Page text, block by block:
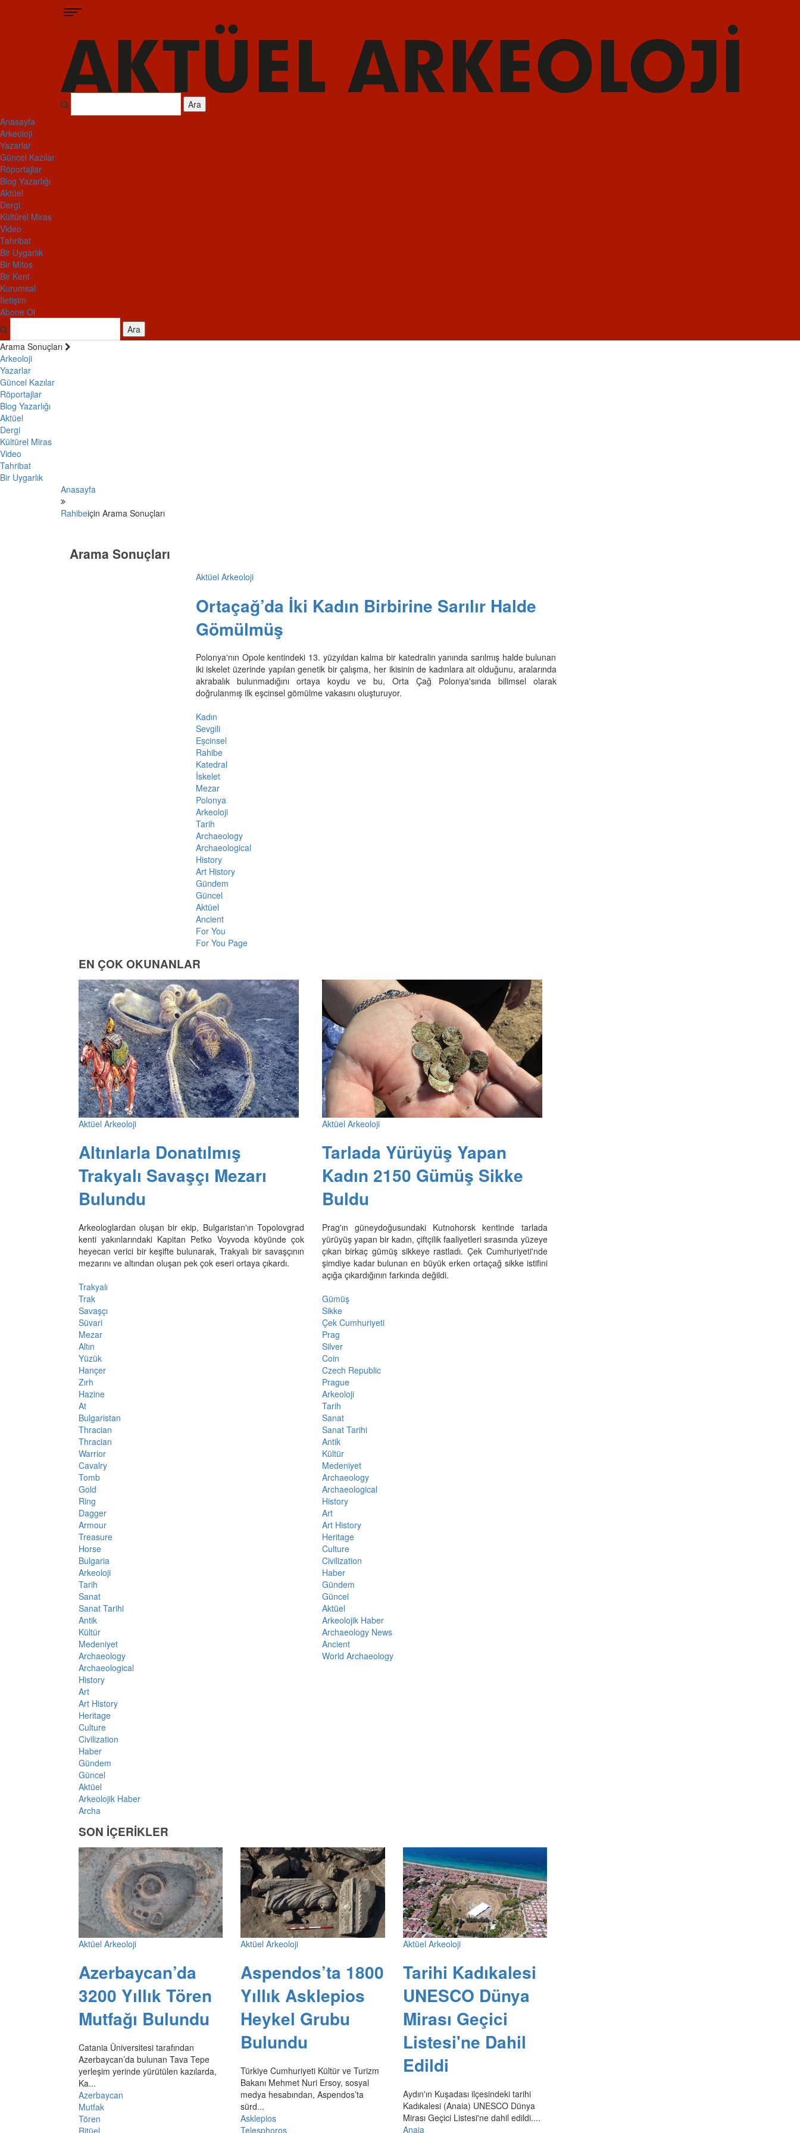
Ara
Anasayfa
Arkeoloji
Yazarlar
Güncel Kazılar
Röportajlar
Blog Yazarlığı
Aktüel
Dergi
Kültürel Miras
Video
Tahribat
Bir Uygarlık
Bir Mitos
Bir Kent
Kurumsal
İletişim
Abone Ol
Ara
Arama Sonuçları
Arkeoloji
Yazarlar
Güncel Kazılar
Röportajlar
Blog Yazarlığı
Aktüel
Dergi
Kültürel Miras
Video
Tahribat
Bir Uygarlık
Anasayfa
Rahibeiçin Arama Sonuçları
Arama Sonuçları
Aktüel Arkeoloji
Ortaçağ’da İki Kadın Birbirine Sarılır Halde
Gömülmüş
Polonya'nın Opole kentindeki 13. yüzyıldan kalma bir katedralin yanında sarılmış halde bulunan
iki iskelet üzerinde yapılan genetik bir çalışma, her ikisinin de kadınlara ait olduğunu, aralarında
akrabalık bulunmadığını ortaya koydu ve bu, Orta Çağ Polonya'sında bilimsel olarak
doğrulanmış ilk eşcinsel gömülme vakasını oluşturuyor.
Kadın
Sevgili
Eşcinsel
Rahibe
Katedral
İskelet
Mezar
Polonya
Arkeoloji
Tarih
Archaeology
Archaeological
History
Art History
Gündem
Güncel
Aktüel
Ancient
For You
For You Page
EN ÇOK OKUNANLAR
Aktüel Arkeoloji
Altınlarla Donatılmış
Trakyalı Savaşçı Mezarı
Bulundu
Arkeologlardan oluşan bir ekip, Bulgaristan'ın Topolovgrad
kenti yakınlarındaki Kapitan Petko Voyvoda köyünde çok
heyecan verici bir keşifte bulunarak, Trakyalı bir savaşçının
mezarını ve altından oluşan pek çok eseri ortaya çıkardı.
Trakyalı
Trak
Savaşçı
Süvari
Mezar
Altın
Yüzük
Hançer
Zırh
Hazine
At
Bulgaristan
Thracian
Thracian
Warrior
Cavalry
Tomb
Gold
Ring
Dagger
Armour
Treasure
Horse
Bulgaria
Arkeoloji
Tarih
Sanat
Sanat Tarihi
Antik
Kültür
Medeniyet
Archaeology
Archaeological
History
Art
Art History
Heritage
Culture
Civilization
Haber
Gündem
Güncel
Aktüel
Arkeolojik Haber
Archa
Aktüel Arkeoloji
Tarlada Yürüyüş Yapan
Kadın 2150 Gümüş Sikke
Buldu
Prag'ın güneydoğusundaki Kutnohorsk kentinde tarlada
yürüyüş yapan bir kadın, çiftçilik faaliyetleri sırasında yüzeye
çıkan birkaç gümüş sikkeye rastladı. Çek Cumhuriyeti'nde
şimdiye kadar bulunan en büyük erken ortaçağ sikke istifini
açığa çıkardığının farkında değildi.
Gümüş
Sikke
Çek Cumhuriyeti
Prag
Silver
Coin
Czech Republic
Prague
Arkeoloji
Tarih
Sanat
Sanat Tarihi
Antik
Kültür
Medeniyet
Archaeology
Archaeological
History
Art
Art History
Heritage
Culture
Civilization
Haber
Gündem
Güncel
Aktüel
Arkeolojik Haber
Archaeology News
Ancient
World Archaeology
SON İÇERİKLER
Aktüel Arkeoloji
Azerbaycan’da
3200 Yıllık Tören
Mutfağı Bulundu
Catania Üniversitesi tarafından
Azerbaycan’da bulunan Tava Tepe
yerleşim yerinde yürütülen kazılarda,
Ka...
Azerbaycan
Mutfak
Tören
Aktüel Arkeoloji
Aspendos’ta 1800
Yıllık Asklepios
Heykel Grubu
Bulundu
Türkiye Cumhuriyeti Kültür ve Turizm
Bakanı Mehmet Nuri Ersoy, sosyal
medya hesabından, Aspendos’ta
sürd...
Asklepios
Telesphoros
Aktüel Arkeoloji
Tarihi Kadıkalesi
UNESCO Dünya
Mirası Geçici
Listesi'ne Dahil
Edildi
Aydın'ın Kuşadası ilçesindeki tarihi
Kadıkalesi (Anaia) UNESCO Dünya
Mirası Geçici Listesi'ne dahil edildi....
Anaia